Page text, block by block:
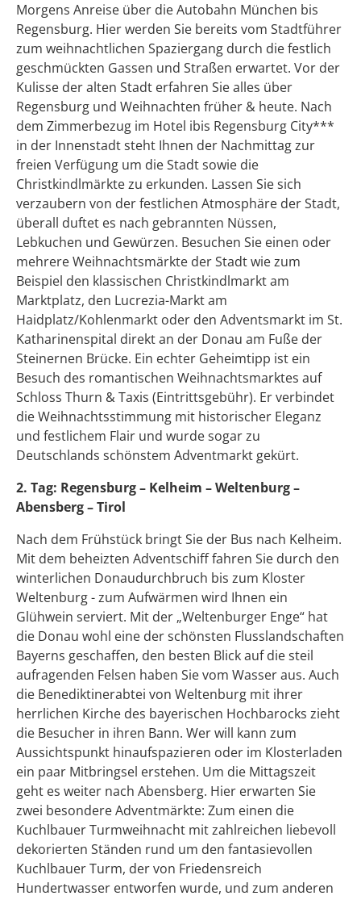
Morgens Anreise über die Autobahn München bis
Regensburg. Hier werden Sie bereits vom Stadtführer
zum weihnachtlichen Spaziergang durch die festlich
geschmückten Gassen und Straßen erwartet. Vor der
Kulisse der alten Stadt erfahren Sie alles über
Regensburg und Weihnachten früher & heute. Nach
dem Zimmerbezug im Hotel ibis Regensburg City***
in der Innenstadt steht Ihnen der Nachmittag zur
freien Verfügung um die Stadt sowie die
Christkindlmärkte zu erkunden. Lassen Sie sich
verzaubern von der festlichen Atmosphäre der Stadt,
überall duftet es nach gebrannten Nüssen,
Lebkuchen und Gewürzen. Besuchen Sie einen oder
mehrere Weihnachtsmärkte der Stadt wie zum
Beispiel den klassischen Christkindlmarkt am
Marktplatz, den Lucrezia-Markt am
Haidplatz/Kohlenmarkt oder den Adventsmarkt im St.
Katharinenspital direkt an der Donau am Fuße der
Steinernen Brücke. Ein echter Geheimtipp ist ein
Besuch des romantischen Weihnachtsmarktes auf
Schloss Thurn & Taxis (Eintrittsgebühr). Er verbindet
die Weihnachtsstimmung mit historischer Eleganz
und festlichem Flair und wurde sogar zu
Deutschlands schönstem Adventmarkt gekürt.
2. Tag: Regensburg – Kelheim – Weltenburg –
Abensberg – Tirol
Nach dem Frühstück bringt Sie der Bus nach Kelheim.
Mit dem beheizten Adventschiff fahren Sie durch den
winterlichen Donaudurchbruch bis zum Kloster
Weltenburg - zum Aufwärmen wird Ihnen ein
Glühwein serviert. Mit der „Weltenburger Enge“ hat
die Donau wohl eine der schönsten Flusslandschaften
Bayerns geschaffen, den besten Blick auf die steil
aufragenden Felsen haben Sie vom Wasser aus. Auch
die Benediktinerabtei von Weltenburg mit ihrer
herrlichen Kirche des bayerischen Hochbarocks zieht
die Besucher in ihren Bann. Wer will kann zum
Aussichtspunkt hinaufspazieren oder im Klosterladen
ein paar Mitbringsel erstehen. Um die Mittagszeit
geht es weiter nach Abensberg. Hier erwarten Sie
zwei besondere Adventmärkte: Zum einen die
Kuchlbauer Turmweihnacht mit zahlreichen liebevoll
dekorierten Ständen rund um den fantasievollen
Kuchlbauer Turm, der von Friedensreich
Hundertwasser entworfen wurde, und zum anderen